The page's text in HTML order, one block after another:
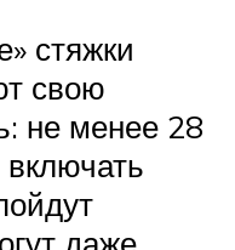
стяжки
свою
не менее 28
включать